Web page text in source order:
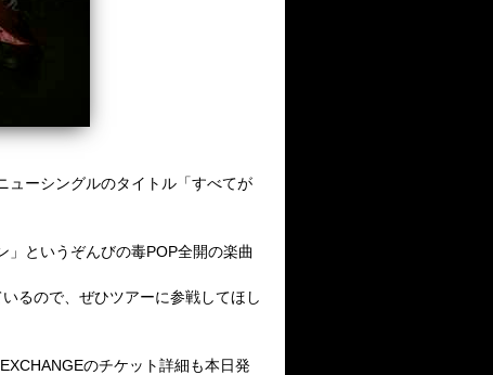
ューシングルのタイトル「すべてが
」というぞんびの毒POP全開の楽曲
るので、ぜひツアーに参戦してほし
のチケット詳細も本日発